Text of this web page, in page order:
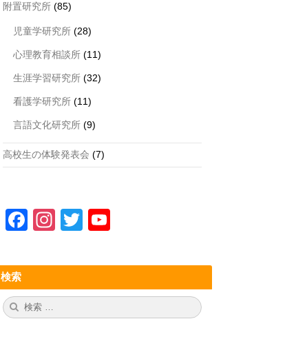
附置研究所 (85)
児童学研究所 (28)
心理教育相談所 (11)
生涯学習研究所 (32)
看護学研究所 (11)
言語文化研究所 (9)
高校生の体験発表会 (7)
F
c
e
b
In
a
gr
T
tt
er
u
T
検索
検
索: